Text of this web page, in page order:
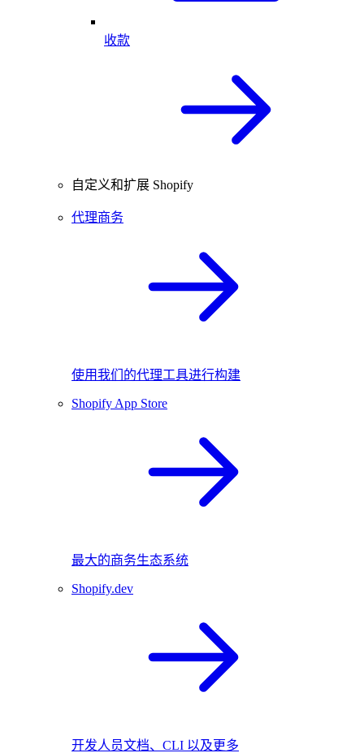
收款
自定义和扩展 Shopify
代理商务
使用我们的代理工具进行构建
Shopify App Store
最大的商务生态系统
Shopify.dev
开发人员文档、CLI 以及更多